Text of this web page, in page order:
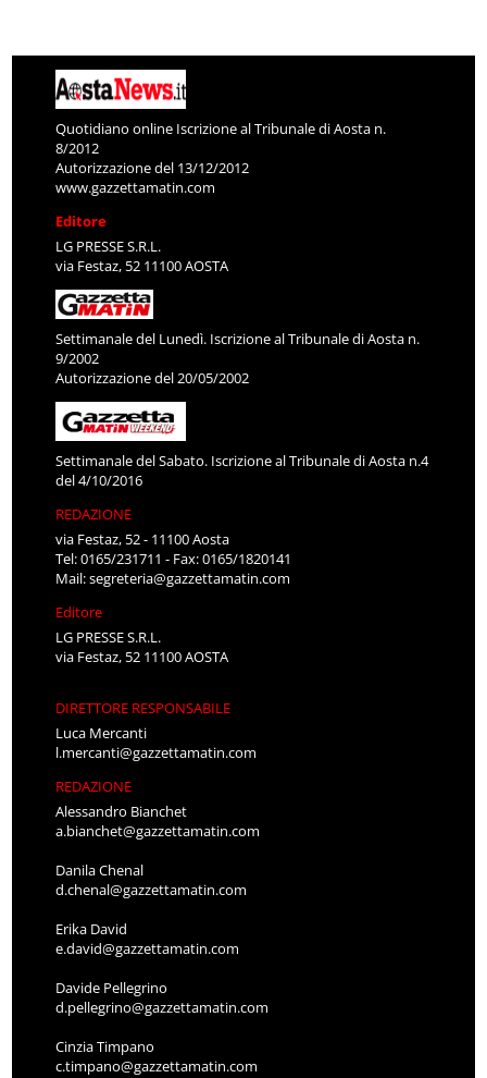
Quotidiano online Iscrizione al Tribunale di Aosta n.
8/2012
Autorizzazione del 13/12/2012
www.gazzettamatin.com
Editore
LG PRESSE S.R.L.
via Festaz, 52 11100 AOSTA
Settimanale del Lunedì. Iscrizione al Tribunale di Aosta n.
9/2002
Autorizzazione del 20/05/2002
Settimanale del Sabato. Iscrizione al Tribunale di Aosta n.4
del 4/10/2016
REDAZIONE
via Festaz, 52 - 11100 Aosta
Tel: 0165/231711 - Fax: 0165/1820141
Mail:segreteria@gazzettamatin.com
Editore
LG PRESSE S.R.L.
via Festaz, 52 11100 AOSTA
DIRETTORE RESPONSABILE
Luca Mercanti
l.mercanti@gazzettamatin.com
REDAZIONE
Alessandro Bianchet
a.bianchet@gazzettamatin.com
Danila Chenal
d.chenal@gazzettamatin.com
Erika David
e.david@gazzettamatin.com
Davide Pellegrino
d.pellegrino@gazzettamatin.com
Cinzia Timpano
c.timpano@gazzettamatin.com